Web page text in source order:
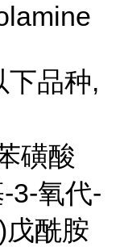
下品种,
磺酸
3-氧代-
酰胺